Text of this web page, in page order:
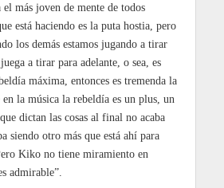
más joven de mente de todos
está haciendo es la puta hostia, pero
los demás estamos jugando a tirar
a tirar para adelante, o sea, es
máxima, entonces es tremenda la
la música la rebeldía es un plus, un
dictan las cosas al final no acaba
siendo otro más que está ahí para
Kiko no tiene miramiento en
admirable”.